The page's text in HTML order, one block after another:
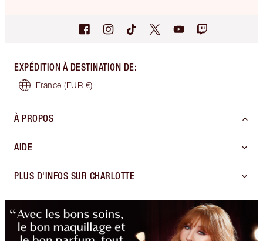
EXPÉDITION À DESTINATION DE:
France (EUR €)
À PROPOS
AIDE
PLUS D'INFOS SUR CHARLOTTE